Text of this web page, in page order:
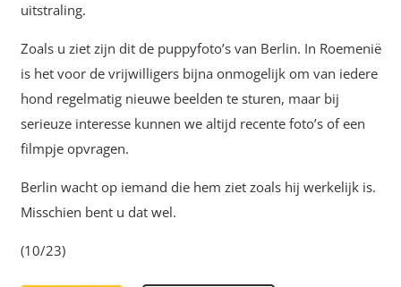
uitstraling.
Zoals u ziet zijn dit de puppyfoto’s van Berlin. In Roemenië
is het voor de vrijwilligers bijna onmogelijk om van iedere
hond regelmatig nieuwe beelden te sturen, maar bij
serieuze interesse kunnen we altijd recente foto’s of een
filmpje opvragen.
Berlin wacht op iemand die hem ziet zoals hij werkelijk is.
Misschien bent u dat wel.
(10/23)